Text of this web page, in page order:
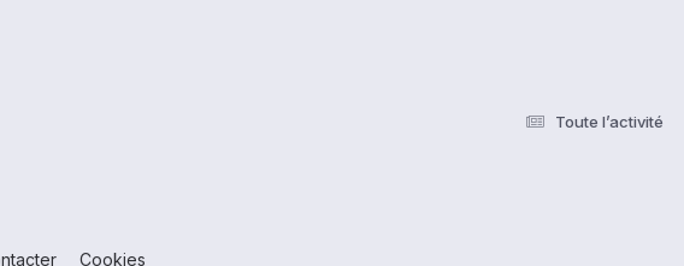
Toute l’activité
Cookies